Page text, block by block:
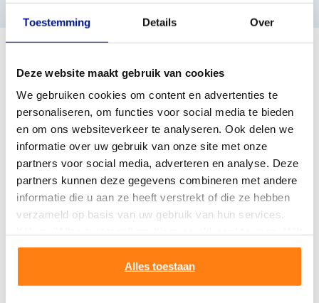
Toestemming Details Over
Deze website maakt gebruik van cookies
We gebruiken cookies om content en advertenties te
personaliseren, om functies voor social media te bieden
en om ons websiteverkeer te analyseren. Ook delen we
informatie over uw gebruik van onze site met onze
partners voor social media, adverteren en analyse. Deze
partners kunnen deze gegevens combineren met andere
informatie die u aan ze heeft verstrekt of die ze hebben
verzameld op basis van uw gebruik van hun services.
u liever geen cookies, klik dan op "instellen". Op onze
kunt u meer lezen over onze cookies.
Alles toestaan